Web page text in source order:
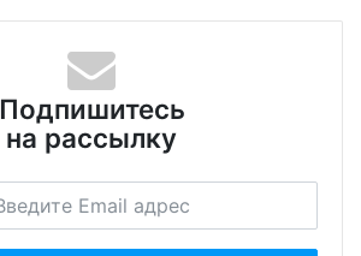
Подпишитесь
на рассылку